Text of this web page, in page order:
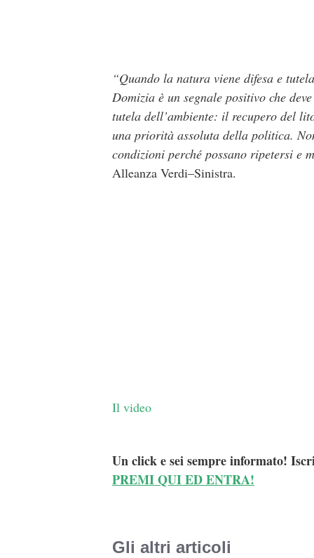
“Quando la natura viene difesa e
Domizia è un segnale positivo che
tutela dell’ambiente: il recupero del
una priorità assoluta della politica.
condizioni perché possano ripetersi e
Alleanza Verdi–Sinistra.
Il video
Un click e sei sempre informato!
PREMI QUI ED ENTRA!
Gli altri articoli